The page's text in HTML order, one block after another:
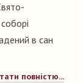
в сан
повністю...